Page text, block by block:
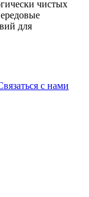
чистых
для
с нами